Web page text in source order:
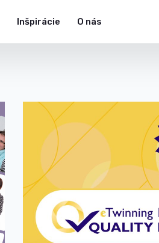
Inšpirácie O nás